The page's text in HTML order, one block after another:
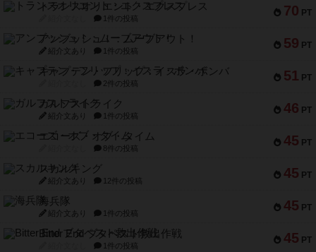
70 PT
トランスオリエント・エクスプレス
1件の投稿
59 PT
アンブッシュ！：ムーブアウト！
紹介文あり 1件の投稿
51 PT
キャプテン・フリップ：イスラ・ボンバ
2件の投稿
46 PT
ガルフストライク
紹介文あり 1件の投稿
45 PT
エコーズ・オブ・タイム
8件の投稿
45 PT
スカルキング
紹介文あり 12件の投稿
45 PT
海兵隊
紹介文あり 1件の投稿
45 PT
Bitter End ブタペスト救出作戦
1件の投稿